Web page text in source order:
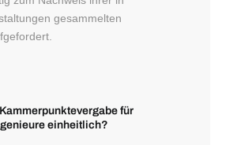
gesammelten
für
einheitlich?